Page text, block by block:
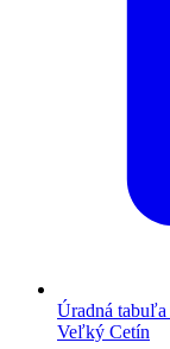
Úradná tabuľa
Veľký Cetín